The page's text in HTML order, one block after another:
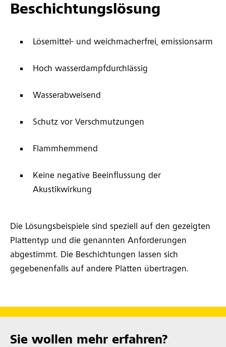
Beschichtungslösung
Lösemittel- und weichmacherfrei, emissionsarm
Hoch wasserdampfdurchlässig
Wasserabweisend
Schutz vor Verschmutzungen
Flammhemmend
Keine negative Beeinflussung der
Akustikwirkung
Die Lösungsbeispiele sind speziell auf den gezeigten
Plattentyp und die genannten Anforderungen
abgestimmt. Die Beschichtungen lassen sich
gegebenenfalls auf andere Platten übertragen.
Sie wollen mehr erfahren?